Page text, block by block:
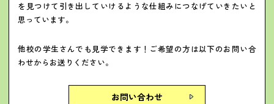
を見つけて引き出していけるような仕組みにつなげていきたい と
思っています。
他校の学生さんでも見学できます！ご希望の方は以下のお問い合
わせからお送りください。
お問い合わせ